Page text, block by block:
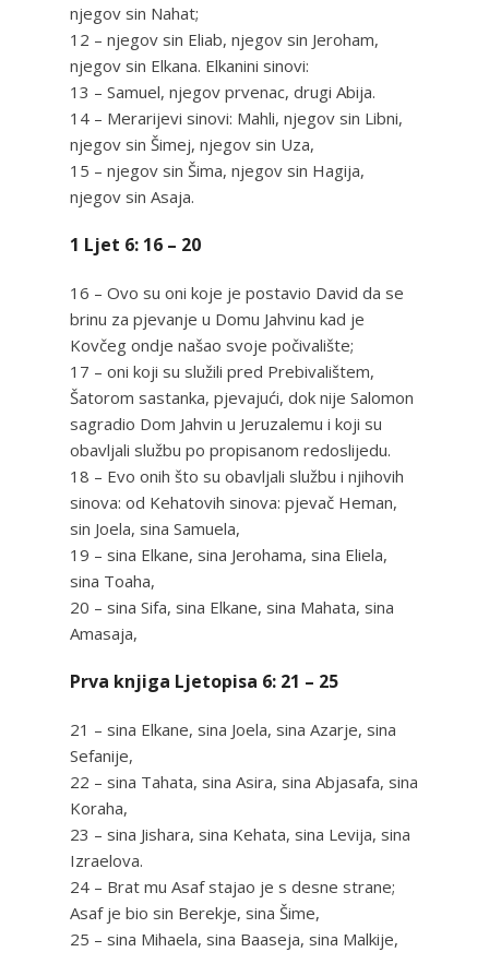
njegov sin Nahat;
12 – njegov sin Eliab, njegov sin Jeroham,
njegov sin Elkana. Elkanini sinovi:
13 – Samuel, njegov prvenac, drugi Abija.
14 – Merarijevi sinovi: Mahli, njegov sin Libni,
njegov sin Šimej, njegov sin Uza,
15 – njegov sin Šima, njegov sin Hagija,
njegov sin Asaja.
1 Ljet 6: 16 – 20
16 – Ovo su oni koje je postavio David da se
brinu za pjevanje u Domu Jahvinu kad je
Kovčeg ondje našao svoje počivalište;
17 – oni koji su služili pred Prebivalištem,
Šatorom sastanka, pjevajući, dok nije Salomon
sagradio Dom Jahvin u Jeruzalemu i koji su
obavljali službu po propisanom redoslijedu.
18 – Evo onih što su obavljali službu i njihovih
sinova: od Kehatovih sinova: pjevač Heman,
sin Joela, sina Samuela,
19 – sina Elkane, sina Jerohama, sina Eliela,
sina Toaha,
20 – sina Sifa, sina Elkane, sina Mahata, sina
Amasaja,
Prva knjiga Ljetopisa 6: 21 – 25
21 – sina Elkane, sina Joela, sina Azarje, sina
Sefanije,
22 – sina Tahata, sina Asira, sina Abjasafa, sina
Koraha,
23 – sina Jishara, sina Kehata, sina Levija, sina
Izraelova.
24 – Brat mu Asaf stajao je s desne strane;
Asaf je bio sin Berekje, sina Šime,
25 – sina Mihaela, sina Baaseja, sina Malkije,